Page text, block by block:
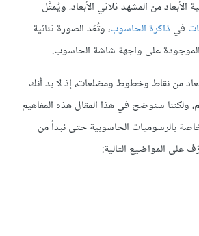
الأبعاد من المشهد ثلاثي الأبعاد، ويُمثَّل
في ذاكرة الحاسوب، وتُعَد الصورة ثنائية
الموجودة على واجهة شاشة الحاسوب.
من نقاط وخطوط ومضلعات، إذ لا بد أنك
ولكننا سنوضح في هذا المقال هذه المفاهيم
بالرسوميات الحاسوبية حتى نبدأ من
على المواضيع التالية: